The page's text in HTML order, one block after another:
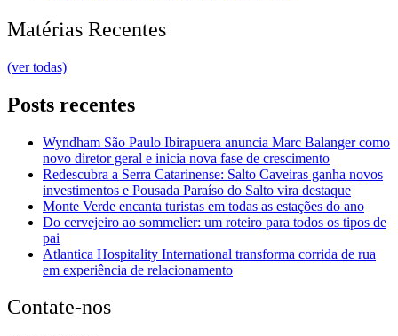
Matérias Recentes
(ver todas)
Posts recentes
Wyndham São Paulo Ibirapuera anuncia Marc Balanger como
novo diretor geral e inicia nova fase de crescimento
Redescubra a Serra Catarinense: Salto Caveiras ganha novos
investimentos e Pousada Paraíso do Salto vira destaque
Monte Verde encanta turistas em todas as estações do ano
Do cervejeiro ao sommelier: um roteiro para todos os tipos de
pai
Atlantica Hospitality International transforma corrida de rua
em experiência de relacionamento
Contate-nos